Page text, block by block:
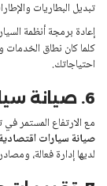
تبديل البطاريات
إعادة برمجة أنظمة
كلما كان نطاق الخدمات
احتياجاتك.
6. صيانة سيارات اقتصادية وفعالة
مع الارتفاع المستمر
صيانة سيارات اقتصادية
لديها إدارة فعالة،